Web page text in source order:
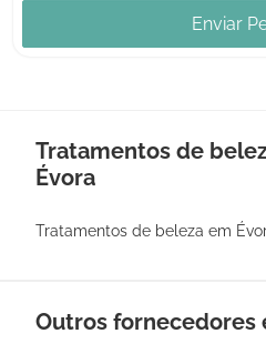
Enviar
Tratamentos de
Évora
Tratamentos de beleza em
Outros fornecedores